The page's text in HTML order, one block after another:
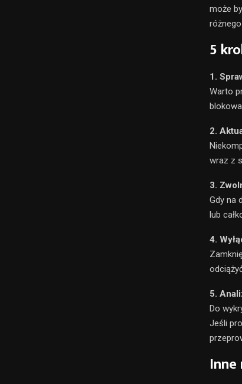
może
5
1.
Warto
2.
wraz z
3.
Gdy na
lub
4.
5.
Do
Jeśli